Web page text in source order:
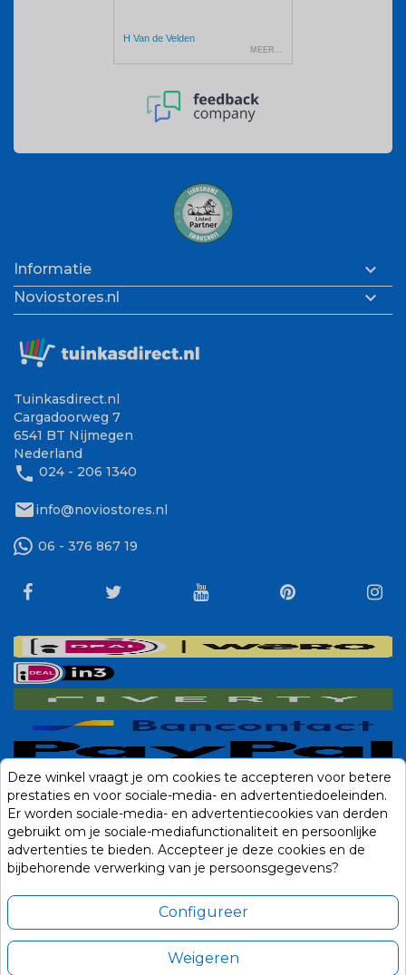
Informatie 
Noviostores.nl 
Tuinkasdirect.nl
Cargadoorweg 7
6541 BT Nijmegen
Nederland
phone 024 - 206 1340
mailinfo@noviostores.nl
06 - 376 867 19
Deze winkel vraagt je om cookies te accepteren voor betere
prestaties en voor sociale-media- en advertentiedoeleinden.
Er worden sociale-media- en advertentiecookies van derden
gebruikt om je sociale-mediafunctionaliteit en persoonlijke
advertenties te bieden. Accepteer je deze cookies en de
bijbehorende verwerking van je persoonsgegevens?
Configureer
Weigeren